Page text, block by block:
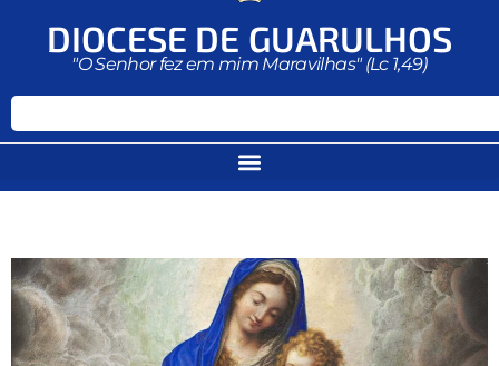
DIOCESE DE GUARULHOS
"O Senhor fez em mim Maravilhas" (Lc 1,49)